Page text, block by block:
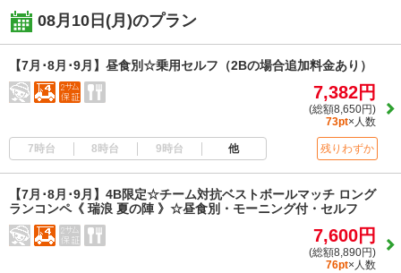
08月10日(月)のプラン
【7月･8月･9月】昼食別☆乗用セルフ（2Bの場合追加料金あり）
7,382円
(総額8,650円)
73pt×人数
7時台 8時台 9時台 他 残りわずか
【7月･8月･9月】4B限定☆チーム対抗ベストボールマッチ ロング
ランコンペ《 瑞浪 夏の陣 》☆昼食別・モーニング付・セルフ
7,600円
(総額8,890円)
76pt×人数